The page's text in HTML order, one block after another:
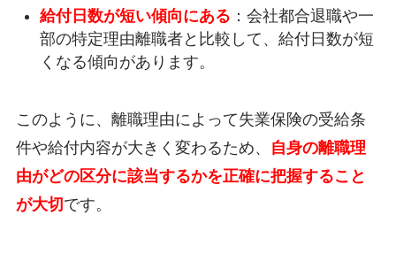
給付日数が短い傾向にある ：会社都合退職や一
部の特定理由離職者と比較して、給付日数が短
くなる傾向があります。
このように、離職理由によって失業保険の受給条
件や給付内容が大きく変わるため、
自身の離職理
由がどの区分に該当するかを正確に把握すること
が大切です。